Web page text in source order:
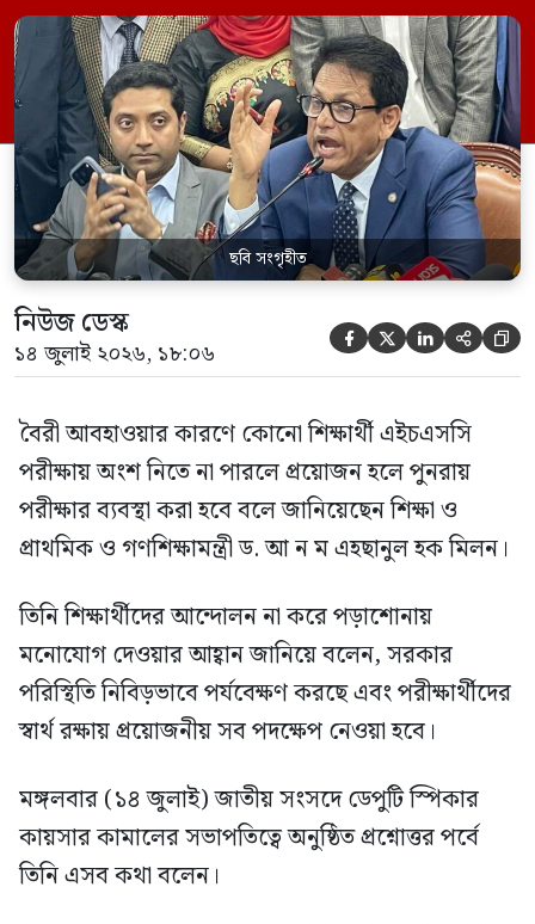
তিনি শিক্ষার্থীদের আন্দোলন না করে পড়াশোনায়
মনোযোগ দেওয়ার আহ্বান জানিয়ে বলেন,
সরকার পরিস্থিতি নিবিড়ভাবে পর্যবেক্ষণ করছে
এবং পরীক্ষার্থীদের স্বার্থ রক্ষায় প্রয়োজনীয় সব
পদক্ষেপ […]
ছবি সংগৃহীত
নিউজ ডেস্ক
১৪ জুলাই ২০২৬, ১৮:০৬     
বৈরী আবহাওয়ার কারণে কোনো শিক্ষার্থী এইচএসসি
পরীক্ষায় অংশ নিতে না পারলে প্রয়োজন হলে পুনরায়
পরীক্ষার ব্যবস্থা করা হবে বলে জানিয়েছেন শিক্ষা ও
প্রাথমিক ও গণশিক্ষামন্ত্রী ড. আ ন ম এহছানুল হক মিলন।
তিনি শিক্ষার্থীদের আন্দোলন না করে পড়াশোনায়
মনোযোগ দেওয়ার আহ্বান জানিয়ে বলেন, সরকার
পরিস্থিতি নিবিড়ভাবে পর্যবেক্ষণ করছে এবং পরীক্ষার্থীদের
স্বার্থ রক্ষায় প্রয়োজনীয় সব পদক্ষেপ নেওয়া হবে।
মঙ্গলবার (১৪ জুলাই) জাতীয় সংসদে ডেপুটি স্পিকার
কায়সার কামালের সভাপতিত্বে অনুষ্ঠিত প্রশ্নোত্তর পর্বে
তিনি এসব কথা বলেন।